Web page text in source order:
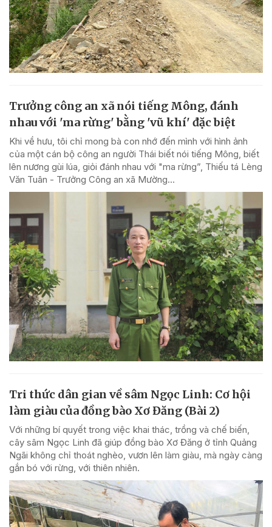
Trưởng công an xã nói tiếng Mông, đánh
nhau với 'ma rừng' bằng 'vũ khí' đặc biệt
Khi về hưu, tôi chỉ mong bà con nhớ đến mình với hình ảnh
của một cán bộ công an người Thái biết nói tiếng Mông, biết
lên nương gùi lúa, giỏi đánh nhau với "ma rừng”, Thiếu tá Lèng
Văn Tuân - Trưởng Công an xã Mường...
Tri thức dân gian về sâm Ngọc Linh: Cơ hội
làm giàu của đồng bào Xơ Đăng (Bài 2)
Với những bí quyết trong việc khai thác, trồng và chế biến,
cây sâm Ngọc Linh đã giúp đồng bào Xơ Đăng ở tỉnh Quảng
Ngãi không chỉ thoát nghèo, vươn lên làm giàu, mà ngày càng
gắn bó với rừng, với thiên nhiên.